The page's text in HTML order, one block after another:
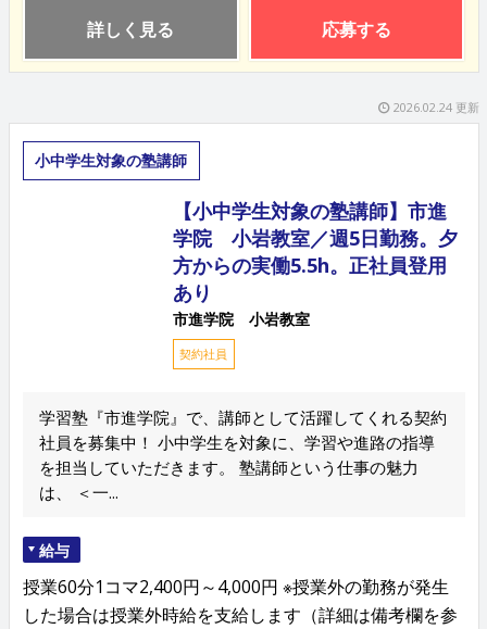
詳しく見る 応募する
2026.02.24 更新
小中学生対象の塾講師
【小中学生対象の塾講師】市進
学院 小岩教室／週5日勤務。夕
方からの実働5.5h。正社員登用
あり
市進学院 小岩教室
契約社員
学習塾『市進学院』で、講師として活躍してくれる契約
社員を募集中！ 小中学生を対象に、学習や進路の指導
を担当していただきます。 塾講師という仕事の魅力
は、 ＜一...
給与
授業60分1コマ2,400円～4,000円 ※授業外の勤務が発生
した場合は授業外時給を支給します（詳細は備考欄を参